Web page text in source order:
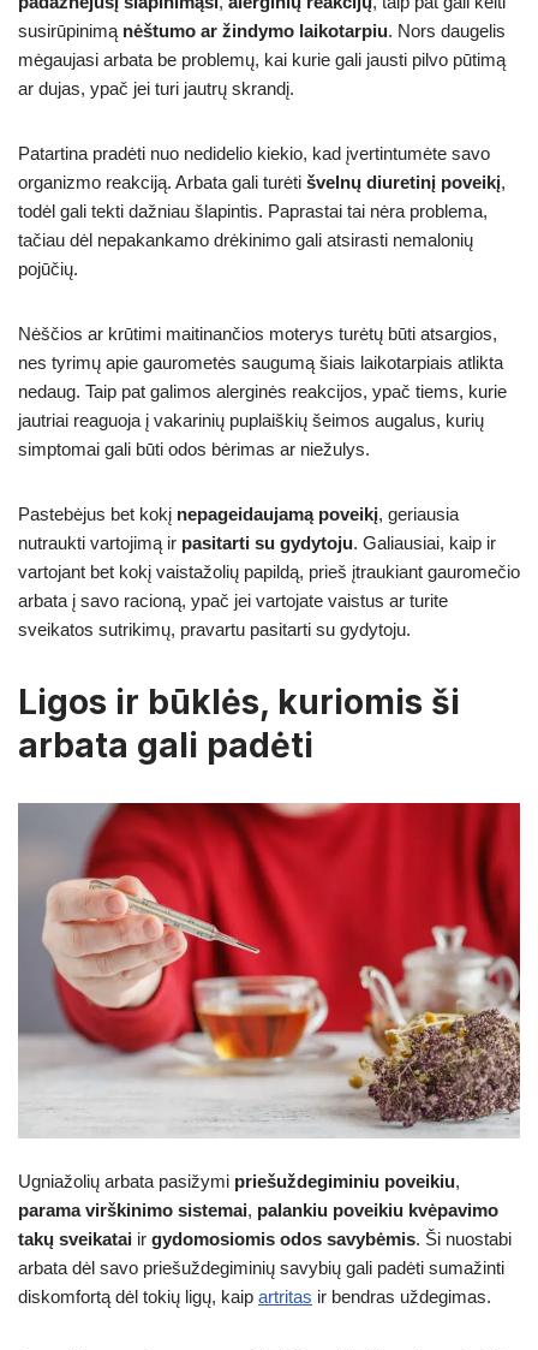
susirūpinimą nėštumo ar žindymo laikotarpiu. Nors daugelis
mėgaujasi arbata be problemų, kai kurie gali jausti pilvo pūtimą
ar dujas, ypač jei turi jautrų skrandį.
Patartina pradėti nuo nedidelio kiekio, kad įvertintumėte savo
organizmo reakciją. Arbata gali turėti švelnų diuretinį poveikį,
todėl gali tekti dažniau šlapintis. Paprastai tai nėra problema,
tačiau dėl nepakankamo drėkinimo gali atsirasti nemalonių
pojūčių.
Nėščios ar krūtimi maitinančios moterys turėtų būti atsargios,
nes tyrimų apie gaurometės saugumą šiais laikotarpiais atlikta
nedaug. Taip pat galimos alerginės reakcijos, ypač tiems, kurie
jautriai reaguoja į vakarinių puplaiškių šeimos augalus, kurių
simptomai gali būti odos bėrimas ar niežulys.
Pastebėjus bet kokį nepageidaujamą poveikį, geriausia
nutraukti vartojimą ir pasitarti su gydytoju. Galiausiai, kaip ir
vartojant bet kokį vaistažolių papildą, prieš įtraukiant gauromečio
arbata į savo racioną, ypač jei vartojate vaistus ar turite
sveikatos sutrikimų, pravartu pasitarti su gydytoju.
Ligos ir būklės, kuriomis ši
arbata gali padėti
Ugniažolių arbata pasižymi priešuždegiminiu poveikiu,
parama virškinimo sistemai, palankiu poveikiu kvėpavimo
takų sveikatai ir gydomosiomis odos savybėmis. Ši nuostabi
arbata dėl savo priešuždegiminių savybių gali padėti sumažinti
diskomfortą dėl tokių ligų, kaip artritas ir bendras uždegimas.